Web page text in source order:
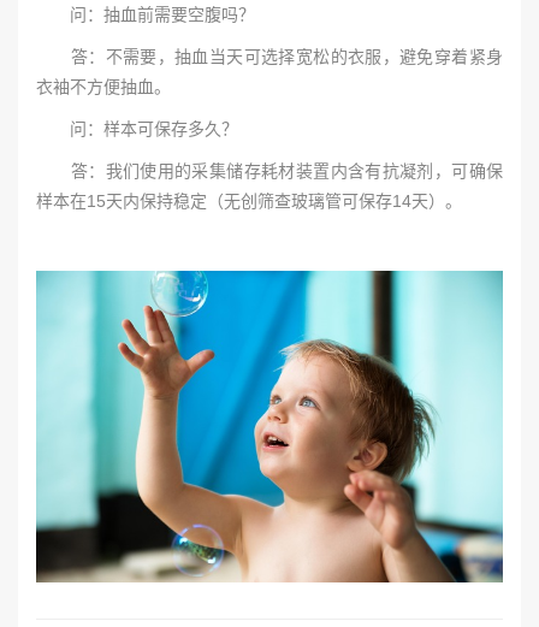
问：抽血前需要空腹吗？
答：不需要，抽血当天可选择宽松的衣服，避免穿着紧身
衣袖不方便抽血。
问：样本可保存多久？
答：我们使用的采集储存耗材装置内含有抗凝剂，可确保
样本在15天内保持稳定（无创筛查玻璃管可保存14天）。